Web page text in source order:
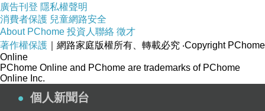
成人美語補習班
▲這款花燈究竟是雞還是土撥鼠，不但網友熱烈
討論，甚至還出現許多不一樣的答案。（圖／翻
廣告刊登 隱私權聲明
消費者保護 兒童網路安全
About PChome 投資人聯絡 徵才
著作權保護 ｜網路家庭版權所有、轉載必究 ‧Copyright PChome
Online
PChome Online and PChome are trademarks of PChome
Online Inc.
個人新聞台